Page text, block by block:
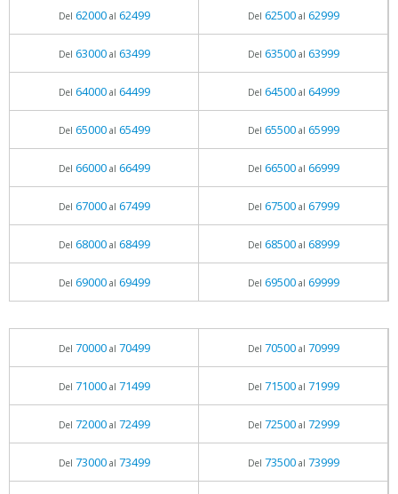
Del 62000al 62499 Del 62500al 62999
Del 63000al 63499 Del 63500al 63999
Del 64000al 64499 Del 64500al 64999
Del 65000al 65499 Del 65500al 65999
Del 66000al 66499 Del 66500al 66999
Del 67000al 67499 Del 67500al 67999
Del 68000al 68499 Del 68500al 68999
Del 69000al 69499 Del 69500al 69999
Del 70000al 70499 Del 70500al 70999
Del 71000al 71499 Del 71500al 71999
Del 72000al 72499 Del 72500al 72999
Del 73000al 73499 Del 73500al 73999